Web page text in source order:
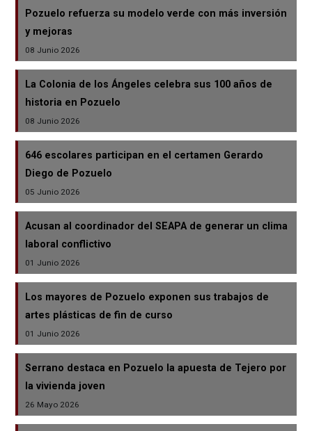
Pozuelo refuerza su modelo verde con más inversión
y mejoras
08 Junio 2026
La Colonia de los Ángeles celebra sus 100 años de
historia en Pozuelo
08 Junio 2026
646 escolares participan en el certamen Gerardo
Diego de Pozuelo
05 Junio 2026
Acusan al coordinador del SEAPA de generar un clima
laboral conflictivo
01 Junio 2026
Los mayores de Pozuelo exponen sus trabajos de
artes plásticas de fin de curso
01 Junio 2026
Serrano destaca en Pozuelo la apuesta de Tejero por
la vivienda joven
26 Mayo 2026